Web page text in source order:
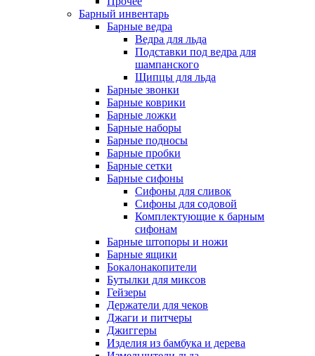
Барный инвентарь
Барные ведра
Ведра для льда
Подставки под ведра для
шампанского
Щипцы для льда
Барные звонки
Барные коврики
Барные ложки
Барные наборы
Барные подносы
Барные пробки
Барные сетки
Барные сифоны
Сифоны для сливок
Сифоны для содовой
Комплектующие к барным
сифонам
Барные штопоры и ножи
Барные ящики
Бокалонакопители
Бутылки для миксов
Гейзеры
Держатели для чеков
Джаги и питчеры
Джиггеры
Изделия из бамбука и дерева